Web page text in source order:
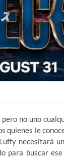
no uno
quienes le
necesitará
para buscar